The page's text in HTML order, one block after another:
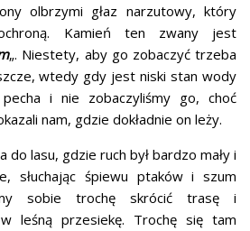
olbrzymi głaz narzutowy, który
Kamień ten zwany jest
„. Niestety, aby go zobaczyć trzeba
wtedy gdy jest niski stan wody
i nie zobaczyliśmy go, choć
nam, gdzie dokładnie on leży.
do lasu, gdzie ruch był bardzo mały i
słuchając śpiewu ptaków i szum
sobie trochę skrócić trasę i
leśną przesiekę. Trochę się tam